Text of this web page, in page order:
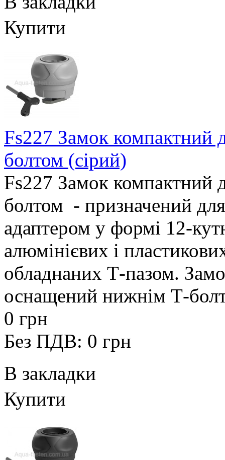
Купити
Fs227 Замок компактний
болтом (сірий)
Fs227 Замок компактний
болтом - призначений для
адаптером у формі 12-
алюмінієвих і
обладнаних Т-пазом.
оснащений нижнім Т-
0 грн
Без ПДВ: 0 грн
В закладки
Купити